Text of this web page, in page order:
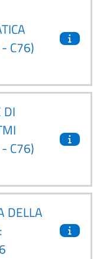
C76)
C76)
DELLA